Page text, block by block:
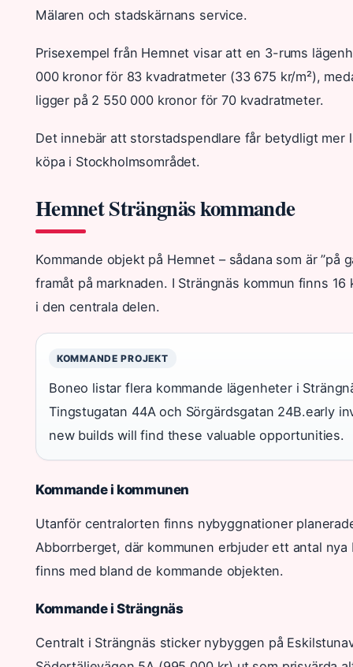
Mälaren och stadskärnans service.
Prisexempel från Hemnet visar att en 3-rums
000 kronor för 83 kvadratmeter (33 675 kr/m²),
ligger på 2 550 000 kronor för 70 kvadratmeter.
Det innebär att storstadspendlare får betydligt
köpa i Stockholmsområdet.
Hemnet Strängnäs kommande
Kommande objekt på Hemnet – sådana som är ”på
framåt på marknaden. I Strängnäs kommun finns
i den centrala delen.
KOMMANDE PROJEKT
Boneo listar flera kommande lägenheter i
Tingstugatan 44A och Sörgärdsgatan 24B.early
new builds will find these valuable opportunities.
Kommande i kommunen
Utanför centralorten finns nybyggnationer
Abborrberget, där kommunen erbjuder ett antal
finns med bland de kommande objekten.
Kommande i Strängnäs
Centralt i Strängnäs sticker nybyggen på